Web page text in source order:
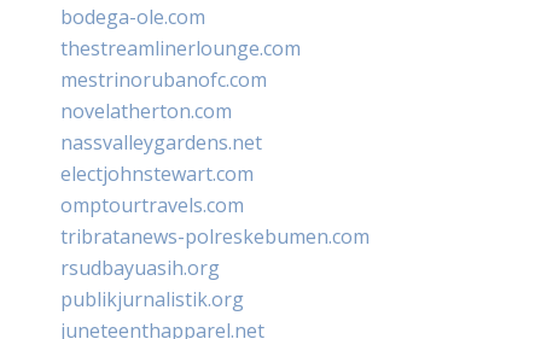
bodega-ole.com
thestreamlinerlounge.com
mestrinorubanofc.com
novelatherton.com
nassvalleygardens.net
electjohnstewart.com
omptourtravels.com
tribratanews-polreskebumen.com
rsudbayuasih.org
publikjurnalistik.org
juneteenthapparel.net